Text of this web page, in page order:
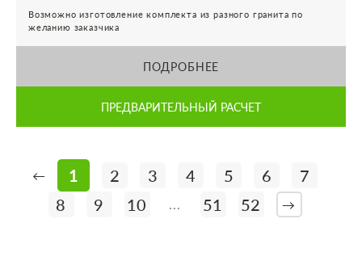
Возможно изготовление комплекта из разного гранита по
желанию заказчика
ПОДРОБНЕЕ
ПРЕДВАРИТЕЛЬНЫЙ РАСЧЕТ
← 1 2 3 4 5 6
7
8
9 10 ... 51 52 →